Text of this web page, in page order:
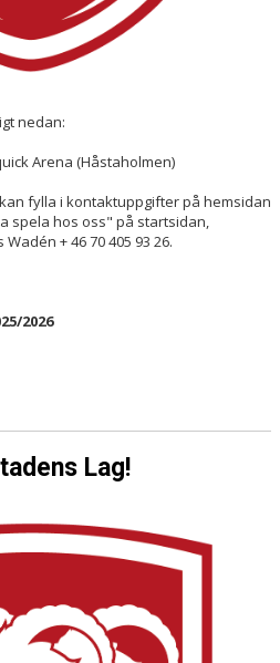
nedan:
Arena (Håstaholmen)
fylla i kontaktuppgifter på hemsidan
spela hos oss" på startsidan,
+ 46 70 405 93 26.
2026
Lag!